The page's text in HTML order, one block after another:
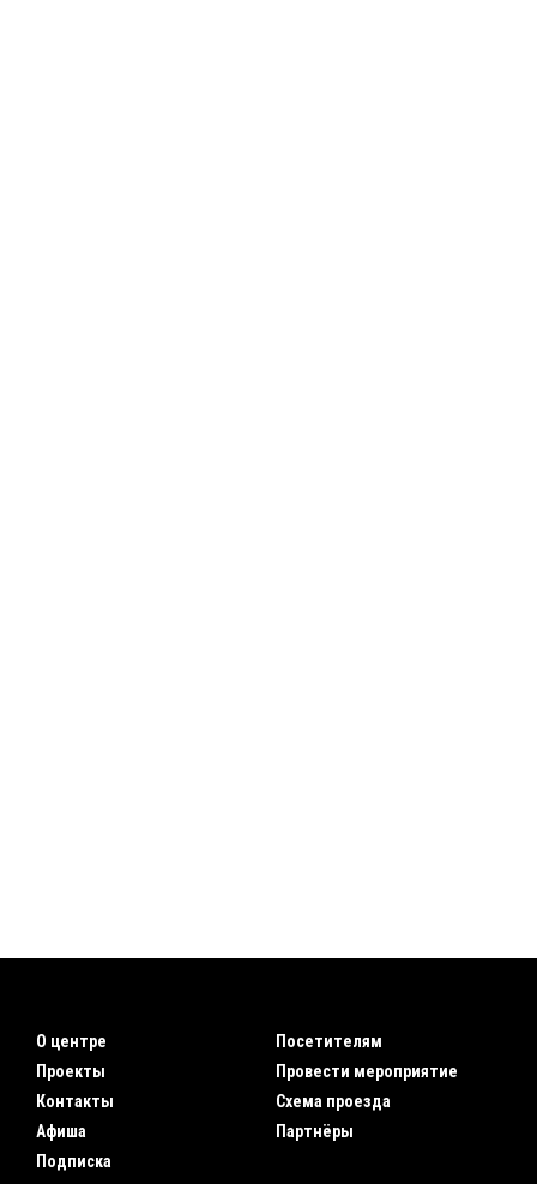
О центре
Проекты
Контакты
Афиша
Подписка
Посетителям
Провести мероприятие
Схема проезда
Партнёры